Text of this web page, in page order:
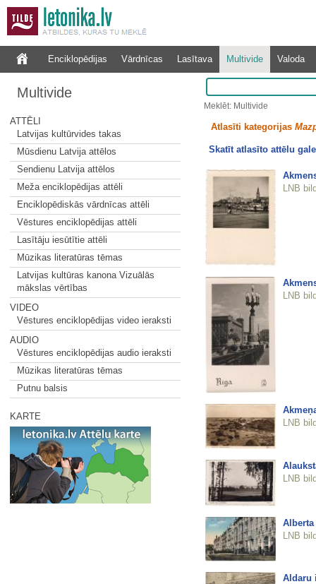
Enciklopēdijas Vārdnīcas Lasītava Multivide Valoda
Multivide
ATTĒLI
Latvijas kultūrvides takas
Mūsdienu Latvija attēlos
Sendienu Latvija attēlos
Meža enciklopēdijas attēli
Enciklopēdiskās vārdnīcas attēli
Vēstures enciklopēdijas attēli
Lasītāju iesūtītie attēli
Mūzikas literatūras tēmas
Latvijas kultūras kanona Vizuālās
mākslas vērtības
VIDEO
Vēstures enciklopēdijas video ieraksti
AUDIO
Vēstures enciklopēdijas audio ieraksti
Mūzikas literatūras tēmas
Putnu balsis
KARTE
Meklēt: Multivide
Atlasīti kategorijas
Skatīt atlasīto attēlu
LNB
LNB
LNB
LNB
Alberta
LNB
Aldaru